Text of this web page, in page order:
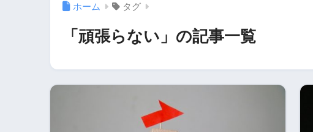
ホーム タグ
「頑張らない」の記事一覧